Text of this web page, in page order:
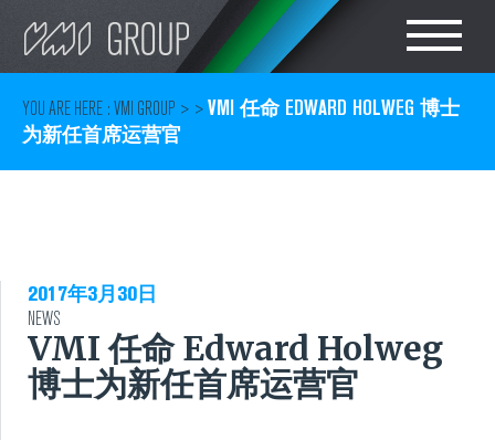
Search
轮胎设备
胶部件生产
轮胎成型
YOU ARE HERE :VMI GROUP > >VMI 任命 EDWARD HOLWEG 博士
为新任首席运营官
2017年3月30日
NEWS
VMI 任命 Edward Holweg
博士为新任首席运营官